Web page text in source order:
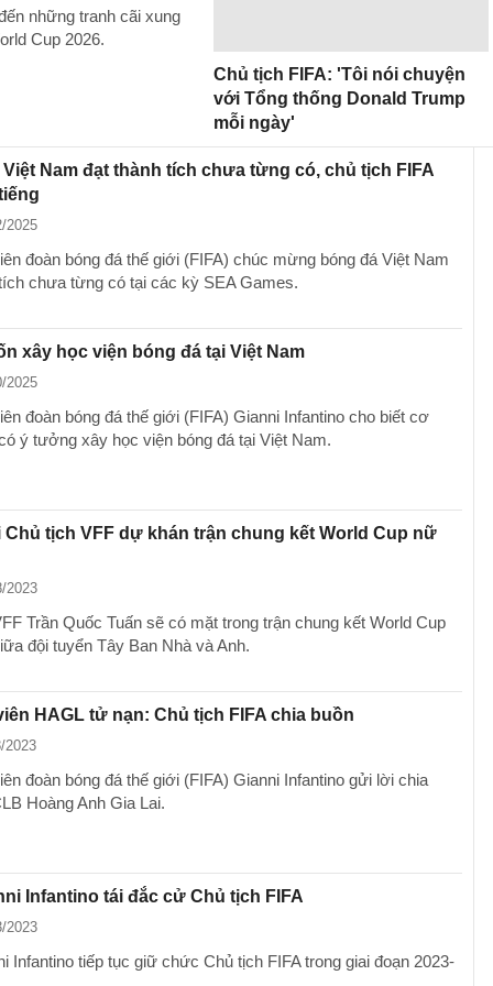
những tranh cãi xung
Cup 2026.
Chủ tịch FIFA: 'Tôi nói chuyện
với Tổng thống Donald Trump
mỗi ngày'
Nam đạt thành tích chưa từng có, chủ tịch FIFA
2025
đoàn bóng đá thế giới (FIFA) chúc mừng bóng đá Việt Nam
chưa từng có tại các kỳ SEA Games.
xây học viện bóng đá tại Việt Nam
2025
đoàn bóng đá thế giới (FIFA) Gianni Infantino cho biết cơ
ý tưởng xây học viện bóng đá tại Việt Nam.
Chủ tịch VFF dự khán trận chung kết World Cup nữ
2023
Trần Quốc Tuấn sẽ có mặt trong trận chung kết World Cup
đội tuyển Tây Ban Nhà và Anh.
HAGL tử nạn: Chủ tịch FIFA chia buồn
2023
đoàn bóng đá thế giới (FIFA) Gianni Infantino gửi lời chia
Hoàng Anh Gia Lai.
Infantino tái đắc cử Chủ tịch FIFA
2023
Infantino tiếp tục giữ chức Chủ tịch FIFA trong giai đoạn 2023-